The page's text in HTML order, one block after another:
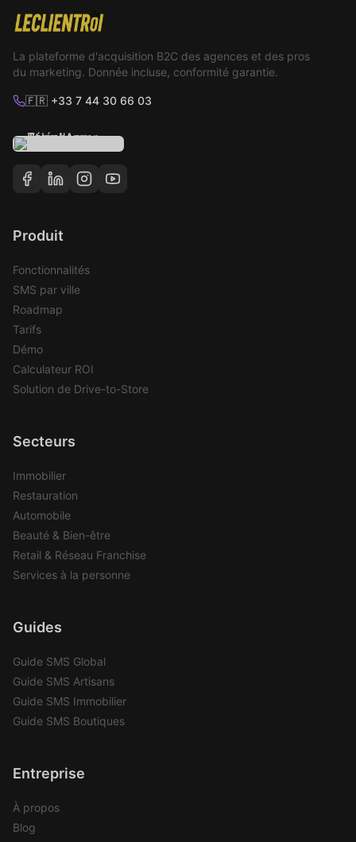
La plateforme d'acquisition B2C des agences et des pros
du marketing. Donnée incluse, conformité garantie.
🇫🇷 +33 7 44 30 66 03
Produit
Fonctionnalités
SMS par ville
Roadmap
Tarifs
Démo
Calculateur ROI
Solution de Drive-to-Store
Secteurs
Immobilier
Restauration
Automobile
Beauté & Bien-être
Retail & Réseau Franchise
Services à la personne
Guides
Guide SMS Global
Guide SMS Artisans
Guide SMS Immobilier
Guide SMS Boutiques
Entreprise
À propos
Blog